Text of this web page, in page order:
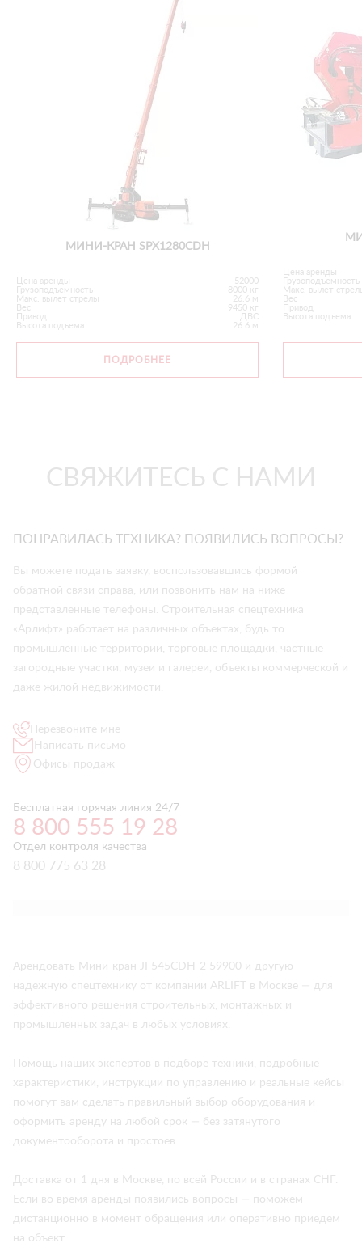
МИНИ-КРАН SPX1280CDH
Цена аренды
52000
Грузоподъемность
8000 кг
Макс. вылет стрелы
26.6 м
Вес
9450 кг
Привод
ДВС
Высота подъема
26.6 м
ПОДРОБНЕЕ
Цена аренды
Грузоподъемность
Макс. вылет
Вес
Привод
Высота подъема
СВЯЖИТЕСЬ С НАМИ
ПОНРАВИЛАСЬ ТЕХНИКА? ПОЯВИЛИСЬ ВОПРОСЫ?
Вы можете подать заявку, воспользовавшись формой
обратной связи справа, или позвонить нам на ниже
представленные телефоны. Строительная спецтехника
«Арлифт» работает на различных объектах, будь то
промышленные территории, торговые площадки, частные
загородные участки, музеи и галереи, объекты коммерческой и
даже жилой недвижимости.
Перезвоните мне
Написать письмо
Офисы продаж
Бесплатная горячая линия 24/7
8 800 555 19 28
Отдел контроля качества
8 800 775 63 28
Арендовать Мини-кран JF545CDH-2 59900 и другую
надежную спецтехнику от компании ARLIFT в Москве — для
эффективного решения строительных, монтажных и
промышленных задач в любых условиях.
Помощь наших экспертов в подборе техники, подробные
характеристики, инструкции по управлению и реальные кейсы
помогут вам сделать правильный выбор оборудования и
оформить аренду на любой срок — без затянутого
документооборота и простоев.
Доставка от 1 дня в Москве, по всей России и в странах СНГ.
Если во время аренды появились вопросы — поможем
дистанционно в момент обращения или оперативно приедем
на объект.